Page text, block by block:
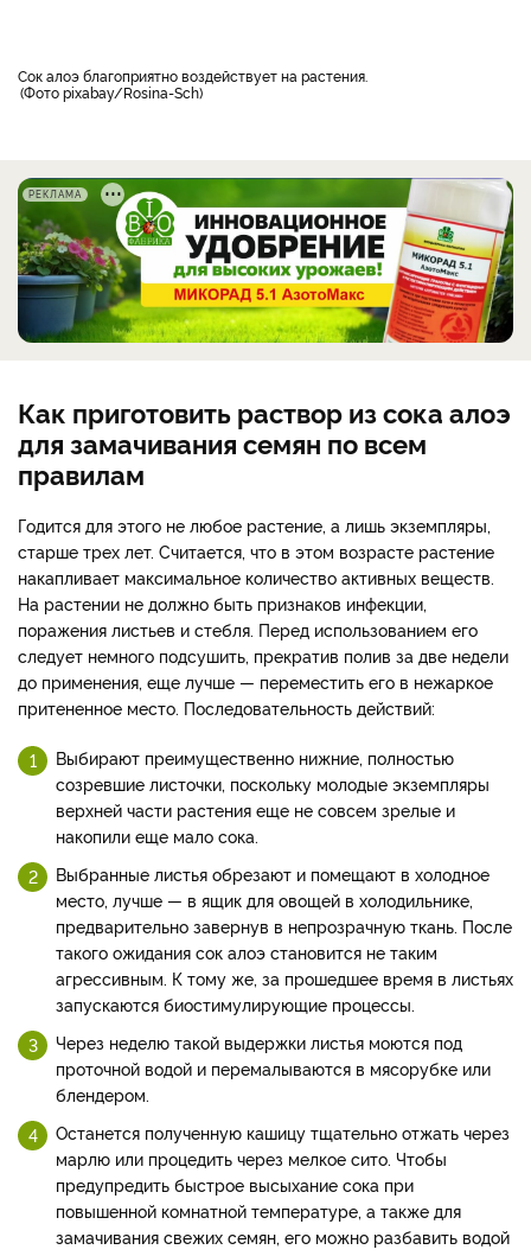
Сок алоэ благоприятно воздействует на растения.
Фото pixabay/Rosina-Sch
РЕКЛАМА
Как приготовить раствор из сока алоэ
для замачивания семян по всем
правилам
Годится для этого не любое растение, а лишь экземпляры,
старше трех лет. Считается, что в этом возрасте растение
накапливает максимальное количество активных веществ.
На растении не должно быть признаков инфекции,
поражения листьев и стебля. Перед использованием его
следует немного подсушить, прекратив полив за две недели
до применения, еще лучше — переместить его в нежаркое
притененное место. Последовательность действий:
Выбирают преимущественно нижние, полностью
созревшие листочки, поскольку молодые экземпляры
верхней части растения еще не совсем зрелые и
накопили еще мало сока.
Выбранные листья обрезают и помещают в холодное
место, лучше — в ящик для овощей в холодильнике,
предварительно завернув в непрозрачную ткань. После
такого ожидания сок алоэ становится не таким
агрессивным. К тому же, за прошедшее время в листьях
запускаются биостимулирующие процессы.
Через неделю такой выдержки листья моются под
проточной водой и перемалываются в мясорубке или
блендером.
Останется полученную кашицу тщательно отжать через
марлю или процедить через мелкое сито. Чтобы
предупредить быстрое высыхание сока при
повышенной комнатной температуре, а также для
замачивания свежих семян, его можно разбавить водой